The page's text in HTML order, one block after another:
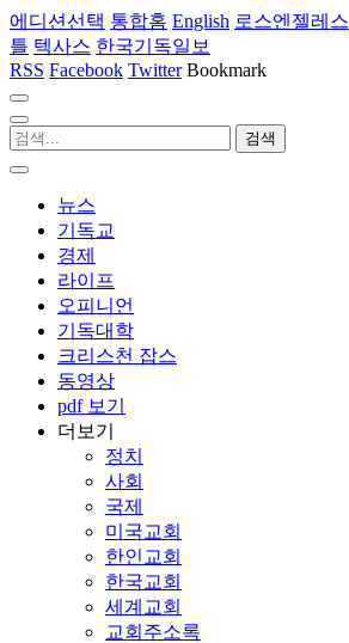
에디션선택 통합홈 English 로스엔젤레스
틀 텍사스 한국기독일보
RSS Facebook Twitter Bookmark
뉴스
기독교
경제
라이프
오피니언
기독대학
크리스천 잡스
동영상
pdf 보기
더보기
정치
사회
국제
미국교회
한인교회
한국교회
세계교회
교회주소록